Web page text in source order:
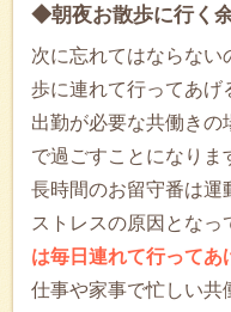
◆朝夜お散歩に行く
次に忘れてはならない
歩に連れて行ってあげ
出勤が必要な共働きの
で過ごすことになりま
長時間のお留守番は運
ストレスの原因となっ
は毎日連れて行ってあ
仕事や家事で忙しい共